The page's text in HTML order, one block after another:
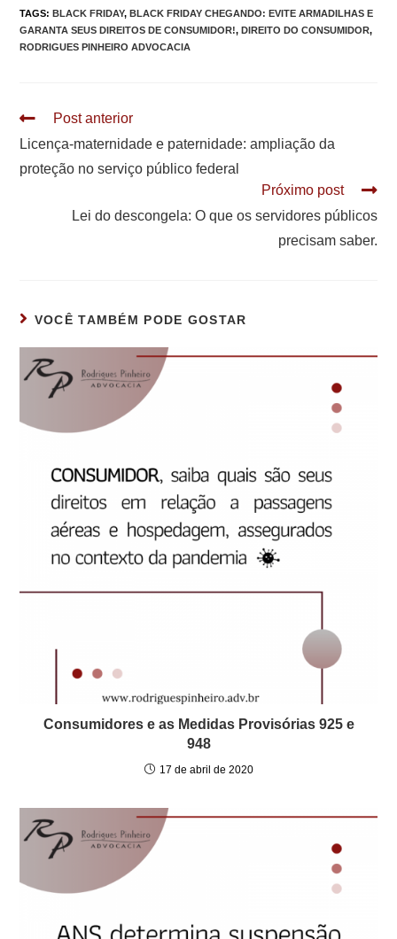
TAGS:BLACK FRIDAY, BLACK FRIDAY CHEGANDO: EVITE ARMADILHAS E
GARANTA SEUS DIREITOS DE CONSUMIDOR!, DIREITO DO CONSUMIDOR,
RODRIGUES PINHEIRO ADVOCACIA
Leia
artigos
Post anterior
Licença-maternidade e paternidade: ampliação da
proteção no serviço público federal
Próximo post
Lei do descongela: O que os servidores públicos
precisam saber.
VOCÊ TAMBÉM PODE GOSTAR
Consumidores e as Medidas Provisórias 925 e
948
17 de abril de 2020